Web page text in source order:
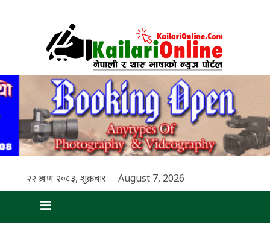
२२ श्रावण २०८३, शुक्रबार August 7, 2026